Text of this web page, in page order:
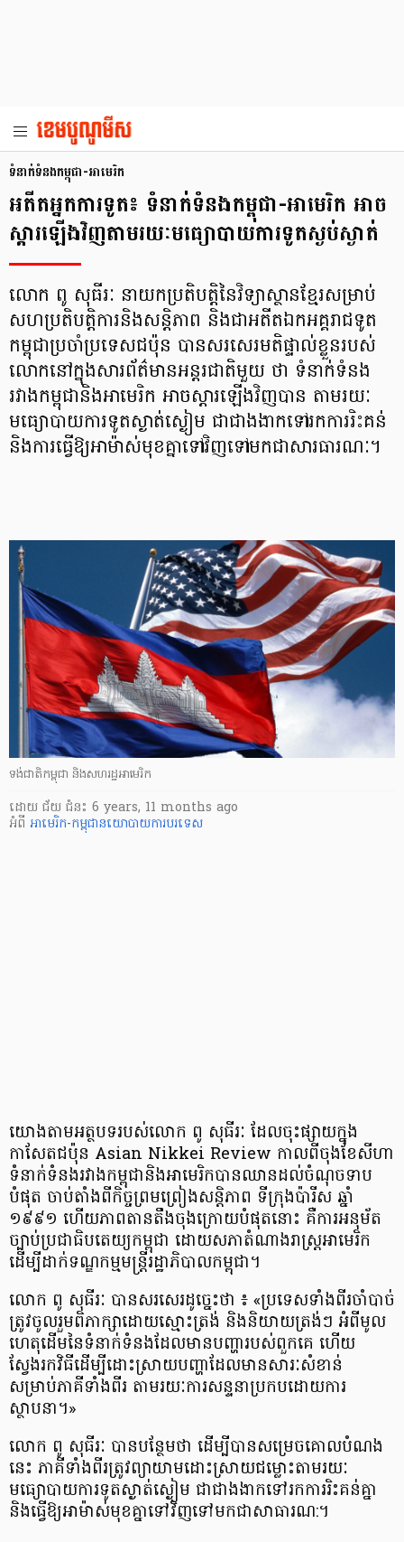
ទំនាក់ទំនង​កម្ពុជា-អាមេរិក
អតីត​អ្នកការទូត៖ ទំនាក់​ទំនង​​កម្ពុជា-​អាមេរិក អាច​
ស្តារ​ឡើង​វិញ​តាមរយៈ​មធ្យោបាយ​ការទូត​ស្ងប់​ស្ងាត់
លោក ពូ សុធីរៈ នាយក​ប្រតិបត្ដិ​នៃ​វិទ្យាស្ថាន​ខ្មែរ​សម្រាប់​
សហប្រតិបត្ដិការ​និងសន្តិភាព និង​ជា​អតីត​ឯកអគ្គរាជ​ទូត​
កម្ពុជា​ប្រចាំ​ប្រទេស​ជប៉ុន បាន​សរសេរ​មតិ​ផ្ទាល់​ខ្លួន​របស់​
លោក​នៅ​ក្នុង​សារព័ត៌មាន​អន្តរជាតិ​មួយ​ ថា ទំនាក់​ទំនង​
រវាង​កម្ពុជា​និង​អាមេរិក អាច​ស្តារ​ឡើង​វិញ​បាន ​តាមរយៈ​
មធ្យោបាយ​ការទូត​ស្ងាត់​ស្ងៀម ជាជាង​ងាក​ទៅរក​ការរិះគន់​
និង​ការ​ធ្វើ​ឱ្យ​អាម៉ាស់​មុខ​គ្នា​ទៅ​វិញ​ទៅ​មក​ជា​សារធារណៈ។
ទង់ជាតិកម្ពុជា និងសហរដ្ឋអាមេរិក
ដោយ ជ័យ ជំនះ 6 years, 11 months ago
អំពី អាមេរិក-កម្ពុជា​នយោបាយ​ការបរទេស
យោងតាម​អត្ថបទ​របស់​លោក ពូ សុធីរៈ ដែល​ចុះ​ផ្សាយ​ក្នុង​
កាសែត​ជប៉ុន Asian Nikkei Review កាល​ពី​ចុង​ខែ​សីហា
ទំនាក់​ទំនង​រវាង​កម្ពុជា​និង​អាមេរិក​​បាន​ឈាន​ដល់​ចំណុច​ទាប​
បំផុត​ ចាប់តាំង​ពី​កិច្ច​ព្រមព្រៀង​សន្តិភាព ទីក្រុង​ប៉ារីស ឆ្នាំ​
១៩៩១ ហើយ​ភាព​តានតឹង​ចុង​ក្រោយ​បំផុត​នោះ គឺ​ការ​អនុម័ត​
ច្បាប់​ប្រជាធិបតេយ្យ​កម្ពុជា ដោយ​សភា​តំណាងរាស្រ្ត​អាមេរិក
ដើម្បី​ដាក់​ទណ្ឌកម្ម​មន្រ្តី​រដ្ឋាភិបាល​កម្ពុជា។
លោក ពូ សុធីរៈ បាន​សរសេរ​ដូច្នេះ​ថា ៖ «ប្រទេស​ទាំង​ពីរ​ចាំបាច់​
ត្រូវ​ចូលរួម​ពិភាក្សា​ដោយ​ស្មោះត្រង់ និង​និយាយ​ត្រង់ៗ អំពី​មូល
ហេតុ​ដើម​នៃ​ទំនាក់​ទំនង​ដែល​មាន​បញ្ហា​របស់​​ពួកគេ ហើយ​
ស្វែងរក​វិធី​ដើម្បី​ដោះស្រាយ​បញ្ហា​ដែល​មាន​សារៈ​សំខាន់
សម្រាប់​ភាគី​ទាំងពីរ តាមរយៈ​ការ​សន្ទនា​ប្រកប​ដោយ​ការ​
ស្ថាបនា។»
លោក ពូ សុធីរៈ បាន​បន្ថែម​ថា ដើម្បី​បាន​សម្រេច​គោល​បំណង​
នេះ ភាគី​ទាំងពីរ​ត្រូវ​​ព្យាយាម​ដោះស្រាយ​ជម្លោះ​តាមរយៈ​
មធ្យោបាយ​ការទូត​ស្ងាត់​ស្ងៀម ជាជាង​ងាក​ទៅរក​ការ​រិះគន់​គ្នា
និង​ធ្វើ​ឱ្យ​អាម៉ាស់​មុខ​គ្នា​ទៅ​វិញទៅមក​ជា​សាធារណ:។